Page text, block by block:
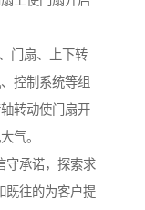
门扇、上下转
控制系统等组
转动使门扇开
气。
守承诺，探索求
既往的为客户提